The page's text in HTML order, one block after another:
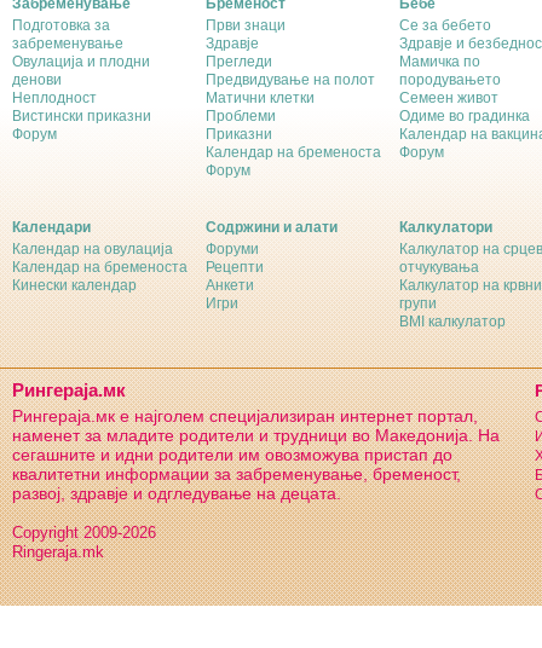
Забременување
Подготовка за
забременување
Овулација и плодни
денови
Неплодност
Вистински приказни
Форум
Бременост
Први знаци
Здравје
Прегледи
Предвидување на полот
Матични клетки
Проблеми
Приказни
Календар на бременоста
Форум
Бебе
Се за бебето
Здравје и
Мамичка по
породувањето
Семеен живот
Одиме во градинка
Календар на
Форум
Календари
Календар на овулација
Календар на бременоста
Кинески календар
Содржини и алати
Форуми
Рецепти
Анкети
Игри
Калкулатори
Калкулатор на
отчукувања
Калкулатор на крвни
групи
BMI калкулатор
Рингераја.мк
Рингераја.мк е најголем специјализиран интернет портал,
наменет за младите родители и трудници во Македонија. На
сегашните и идни родители им овозможува пристап до
квалитетни информации за забременување, бременост,
развој, здравје и одгледување на децата.
Copyright 2009-2026
Ringeraja.mk